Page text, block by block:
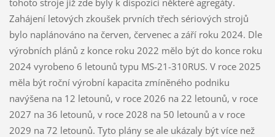
Zahájení letových zkoušek prvních třech sériových strojů
bylo naplánováno na červen, červenec a září roku 2024. Dle
výrobních plánů z konce roku 2022 mělo být do konce roku
2024 vyrobeno 6 letounů typu MS-21-310RUS. V roce 2025
měla být roční výrobní kapacita zmíněného podniku
navýšena na 12 letounů, v roce 2026 na 22 letounů, v roce
2027 na 36 letounů, v roce 2028 na 50 letounů a v roce
2029 na 72 letounů. Tyto plány se ale ukázaly být více než